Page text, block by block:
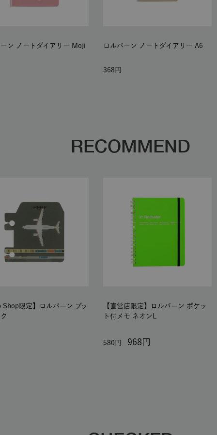
ン ノートダイアリー Moji ロルバーン ノートダイアリー A6
368
RECOMMEND
Shop限定】ロルバーン ブッ
【直営店限定】ロルバーン ポケッ
ト付メモ ネオンL
968
580